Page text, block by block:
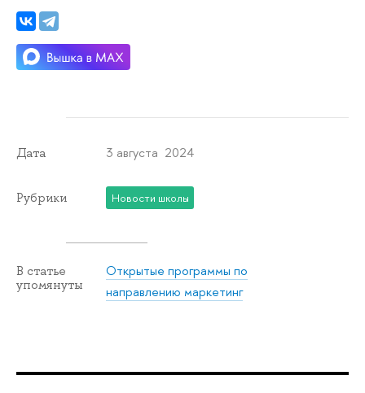
Дата 3 августа 2024
Рубрики Новости школы
В статье
упомянуты
Открытые программы по
направлению маркетинг